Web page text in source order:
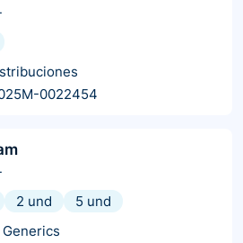
0022454
2 und
5 und